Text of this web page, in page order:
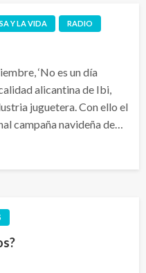
Y LA VIDA RADIO
‘No es un día
alicantina de Ibi,
juguetera. Con ello el
campaña navideña de…